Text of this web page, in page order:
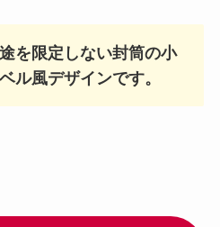
を限定しない封筒の小
ル風デザインです。